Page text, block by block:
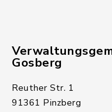
Gosberg
Reuther Str. 1
91361 Pinzberg